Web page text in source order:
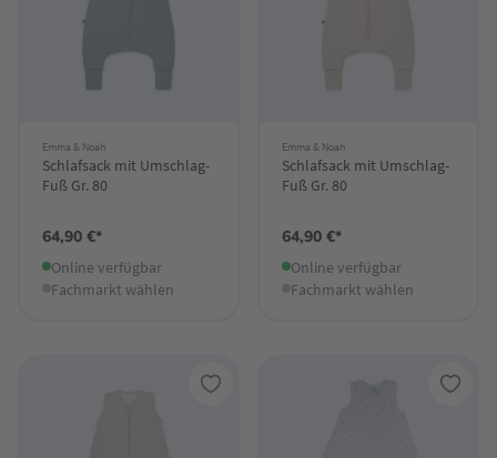
Emma & Noah
Schlafsack mit Umschlag-
Fuß Gr. 80
64,90 €*
Online verfügbar
Fachmarkt wählen
Emma & Noah
Schlafsack mit Umschlag-
Fuß Gr. 80
64,90 €*
Online verfügbar
Fachmarkt wählen